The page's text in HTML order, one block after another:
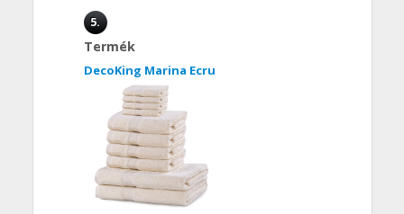
5.
Termék
DecoKing Marina Ecru